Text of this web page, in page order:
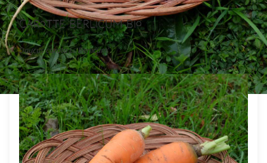
Carotte Berlicum Bio
Daucus carota L. 'Berlicum'